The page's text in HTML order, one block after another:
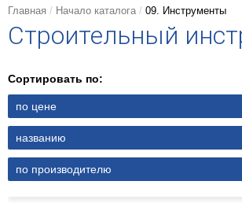
Главная Начало каталога 09. Инструменты
Строительный
Сортировать по:
по цене
названию
по производителю